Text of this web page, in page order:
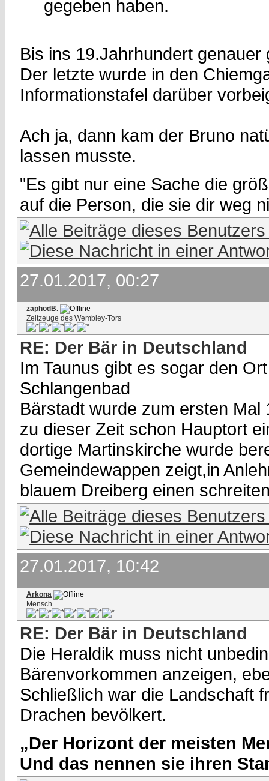
gegeben haben.
Bis ins 19.Jahrhundert genauer
Der letzte wurde in den
Informationstafel darüber
Ach ja, dann kam der Bruno
lassen musste.
"Es gibt nur eine Sache die
auf die Person, die sie dir weg
27.01.2017, 00:27
zaphodB.
Zeitzeuge des Wembley-Tors
RE: Der Bär in Deutschland
Im Taunus gibt es sogar den
Schlangenbad
Bärstadt wurde zum ersten
zu dieser Zeit schon Hauptort
dortige Martinskirche wurde
Gemeindewappen zeigt,in
blauem Dreiberg einen
27.01.2017, 10:42
Arkona
Mensch
RE: Der Bär in Deutschland
Die Heraldik muss nicht
Bärenvorkommen anzeigen,
Schließlich war die Landschaft
Drachen bevölkert.
„Der Horizont der meisten
Und das nennen sie ihren